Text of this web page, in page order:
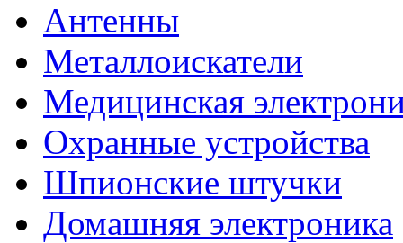
Антенны
Металлоискатели
Медицинская
Охранные устройства
Шпионские штучки
Домашняя электроника